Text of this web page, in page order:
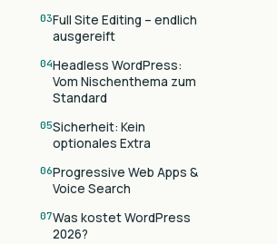
Full Site Editing – endlich
ausgereift
Headless WordPress:
Vom Nischenthema zum
Standard
Sicherheit: Kein
optionales Extra
Progressive Web Apps &
Voice Search
Was kostet WordPress
2026?